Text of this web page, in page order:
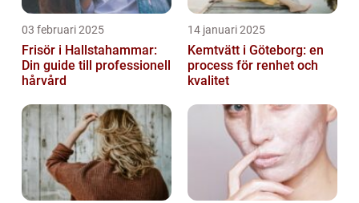
03 februari 2025
Frisör i Hallstahammar:
Din guide till professionell
hårvård
14 januari 2025
Kemtvätt i Göteborg: en
process för renhet och
kvalitet